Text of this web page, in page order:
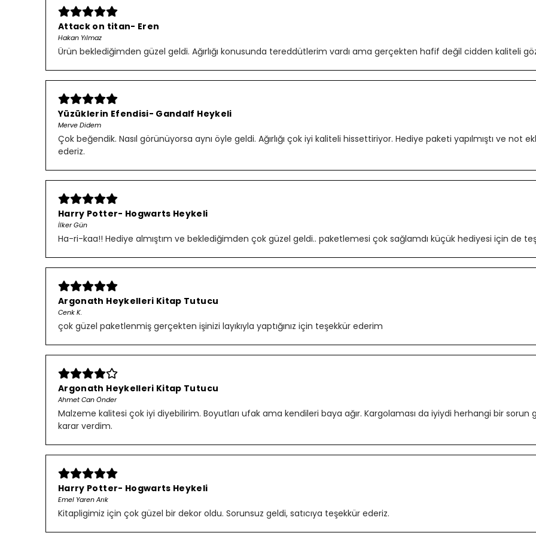
Attack on titan- Eren
Hakan Yılmaz
Ürün beklediğimden güzel geldi. Ağırlığı konusunda tereddütlerim vardı ama gerçekten hafif değil cidden kaliteli
Yüzüklerin Efendisi- Gandalf Heykeli
Merve Didem
Çok beğendik. Nasıl görünüyorsa aynı öyle geldi. Ağırlığı çok iyi kaliteli hissettiriyor. Hediye paketi yapılmıştı ve not
ederiz.
Harry Potter- Hogwarts Heykeli
İlker Gün
Ha-ri-kaa!! Hediye almıştım ve beklediğimden çok güzel geldi.. paketlemesi çok sağlamdı küçük hediyesi için de
Argonath Heykelleri Kitap Tutucu
Cenk K.
çok güzel paketlenmiş gerçekten işinizi layıkıyla yaptığınız için teşekkür ederim
Argonath Heykelleri Kitap Tutucu
Ahmet Can Önder
Malzeme kalitesi çok iyi diyebilirim. Boyutları ufak ama kendileri baya ağır. Kargolaması da iyiydi herhangi bir
karar verdim.
Harry Potter- Hogwarts Heykeli
Emel Yaren Arık
Kitapligimiz için çok güzel bir dekor oldu. Sorunsuz geldi, satıcıya teşekkür ederiz.